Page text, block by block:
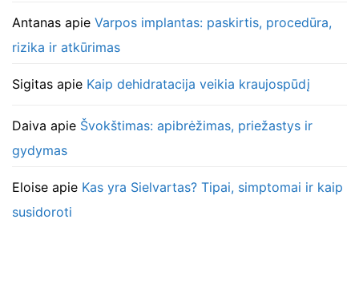
Antanas apie Varpos implantas: paskirtis, procedūra,
rizika ir atkūrimas
Sigitas apie Kaip dehidratacija veikia kraujospūdį
Daiva apie Švokštimas: apibrėžimas, priežastys ir
gydymas
Eloise apie Kas yra Sielvartas? Tipai, simptomai ir kaip
susidoroti